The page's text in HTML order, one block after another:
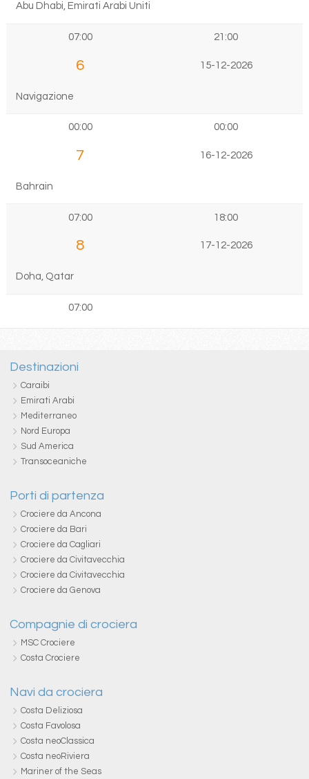
Abu Dhabi, Emirati Arabi Uniti
07:00 21:00
6 15-12-2026
Navigazione
00:00 00:00
7 16-12-2026
Bahrain
07:00 18:00
8 17-12-2026
Doha, Qatar
07:00
Destinazioni
Caraibi
Emirati Arabi
Mediterraneo
Nord Europa
Sud America
Transoceaniche
Porti di partenza
Crociere da Ancona
Crociere da Bari
Crociere da Cagliari
Crociere da Civitavecchia
Crociere da Civitavecchia
Crociere da Genova
Compagnie di crociera
MSC Crociere
Costa Crociere
Navi da crociera
Costa Deliziosa
Costa Favolosa
Costa neoClassica
Costa neoRiviera
Mariner of the Seas